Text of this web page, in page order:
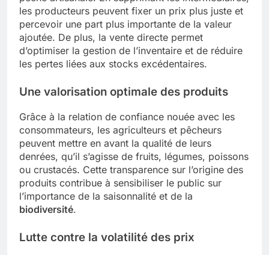
les producteurs peuvent fixer un prix plus juste et
percevoir une part plus importante de la valeur
ajoutée. De plus, la vente directe permet
d’optimiser la gestion de l’inventaire et de réduire
les pertes liées aux stocks excédentaires.
Une valorisation optimale des produits
Grâce à la relation de confiance nouée avec les
consommateurs, les agriculteurs et pêcheurs
peuvent mettre en avant la qualité de leurs
denrées, qu’il s’agisse de fruits, légumes, poissons
ou crustacés. Cette transparence sur l’origine des
produits contribue à sensibiliser le public sur
l’importance de la saisonnalité et de la
biodiversité.
Lutte contre la volatilité des prix